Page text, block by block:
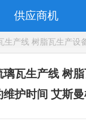
供应商机
生产线 树脂瓦生产设
璃瓦生产线 树
维护时间 艾斯